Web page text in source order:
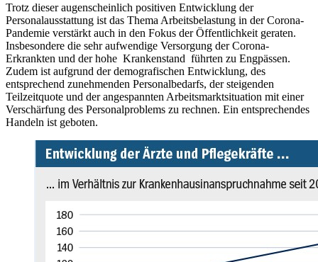
Trotz dieser augenscheinlich positiven Entwicklung der
Personalausstattung ist das Thema Arbeitsbelastung in der Corona-
Pandemie verstärkt auch in den Fokus der Öffentlichkeit geraten.
Insbesondere die sehr aufwendige Versorgung der Corona-
Erkrankten und der hohe Krankenstand führten zu Engpässen.
Zudem ist aufgrund der demografischen Entwicklung, des
entsprechend zunehmenden Personalbedarfs, der steigenden
Teilzeitquote und der angespannten Arbeitsmarktsituation mit einer
Verschärfung des Personalproblems zu rechnen. Ein entsprechendes
Handeln ist geboten.